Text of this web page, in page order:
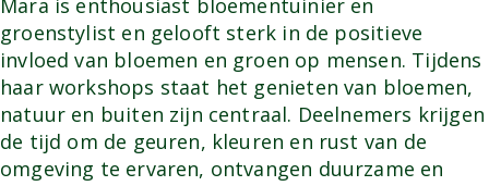
Mara is enthousiast bloementuinier en
groenstylist en gelooft sterk in de positieve
invloed van bloemen en groen op mensen. Tijdens
haar workshops staat het genieten van bloemen,
natuur en buiten zijn centraal. Deelnemers krijgen
de tijd om de geuren, kleuren en rust van de
omgeving te ervaren, ontvangen duurzame en